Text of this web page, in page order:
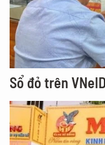
Sổ đỏ trên